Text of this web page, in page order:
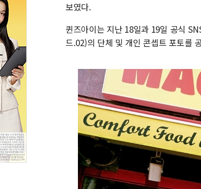
보였다.
퀸즈아이는 지난 18일과 19일 공식
드.02)의 단체 및 개인 콘셉트 포토를